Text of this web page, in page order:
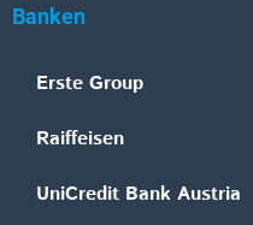
Banken
Erste Group
Raiffeisen
UniCredit Bank Austria